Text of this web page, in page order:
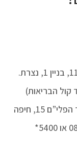
נפת נצרת – רחוב 1100, בניין 1, נצרת.
לשכת בריאות מחוז חיפה – רחוב שד הפלי”ם 15, חיפה
(קרית הממשלה). טלפון: 08-6241010 או 5400*